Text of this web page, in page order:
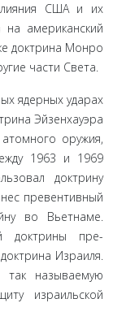
США и их
на американский
доктрина Монро
части Света.
ядерных ударах
Эй­зенхауэра
оружия,
1963 и 1969
доктрину
пре­вентивный
во Вьет­наме.
доктрины пре­
Израиля.
так называемую
израильской